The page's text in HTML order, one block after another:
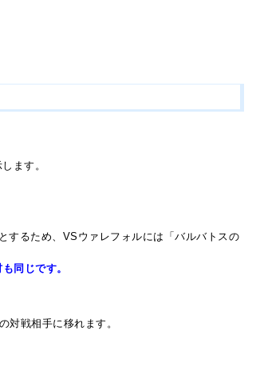
ます。
するため、VSウァレフォルには「バルバトスの
同じです。
対戦相手に移れます。